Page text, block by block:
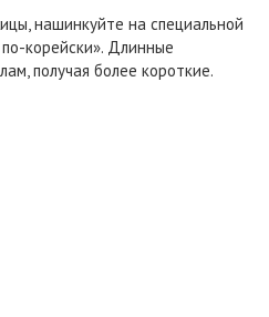
нашинкуйте на специальной
корейски». Длинные
получая более короткие.